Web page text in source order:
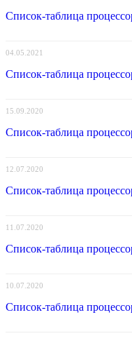
Список-таблица
04.05.2021
Список-таблица
15.09.2020
Список-таблица
12.07.2020
Список-таблица
11.07.2020
Список-таблица
10.07.2020
Список-таблица